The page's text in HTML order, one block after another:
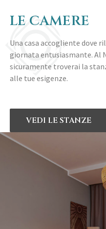
LE CAMERE
Una casa accogliente dove
giornata entusiasmante. Al
sicuramente troverai la
alle tue esigenze.
VEDI LE STANZE